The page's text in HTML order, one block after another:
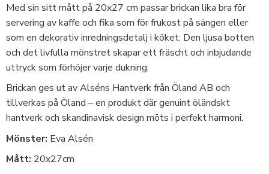
Med sin sitt mått på 20x27 cm passar brickan lika bra för
servering av kaffe och fika som för frukost på sängen eller
som en dekorativ inredningsdetalj i köket. Den ljusa botten
och det livfulla mönstret skapar ett fräscht och inbjudande
uttryck som förhöjer varje dukning.
Brickan ges ut av Alséns Hantverk från Öland AB och
tillverkas på Öland – en produkt där genuint öländskt
hantverk och skandinavisk design möts i perfekt harmoni.
Mönster: Eva Alsén
Mått: 20x27cm